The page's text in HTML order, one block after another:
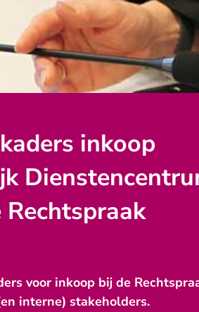
inkoop
voor inkoop bij de
interne) stakeholders.